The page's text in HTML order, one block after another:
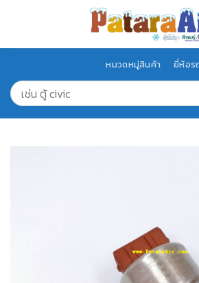
หมวดหมู่สินค้า ยี่ห้อร